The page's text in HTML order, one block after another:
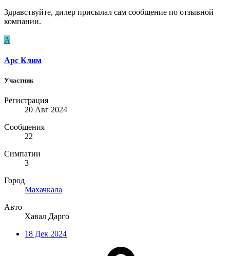
Здравствуйте, дилер присылал сам сообщение по отзывной
компании.
А
Арс Клим
Участник
Регистрация
20 Авг 2024
Сообщения
22
Симпатии
3
Город
Махачкала
Авто
Хавал Дарго
18 Дек 2024